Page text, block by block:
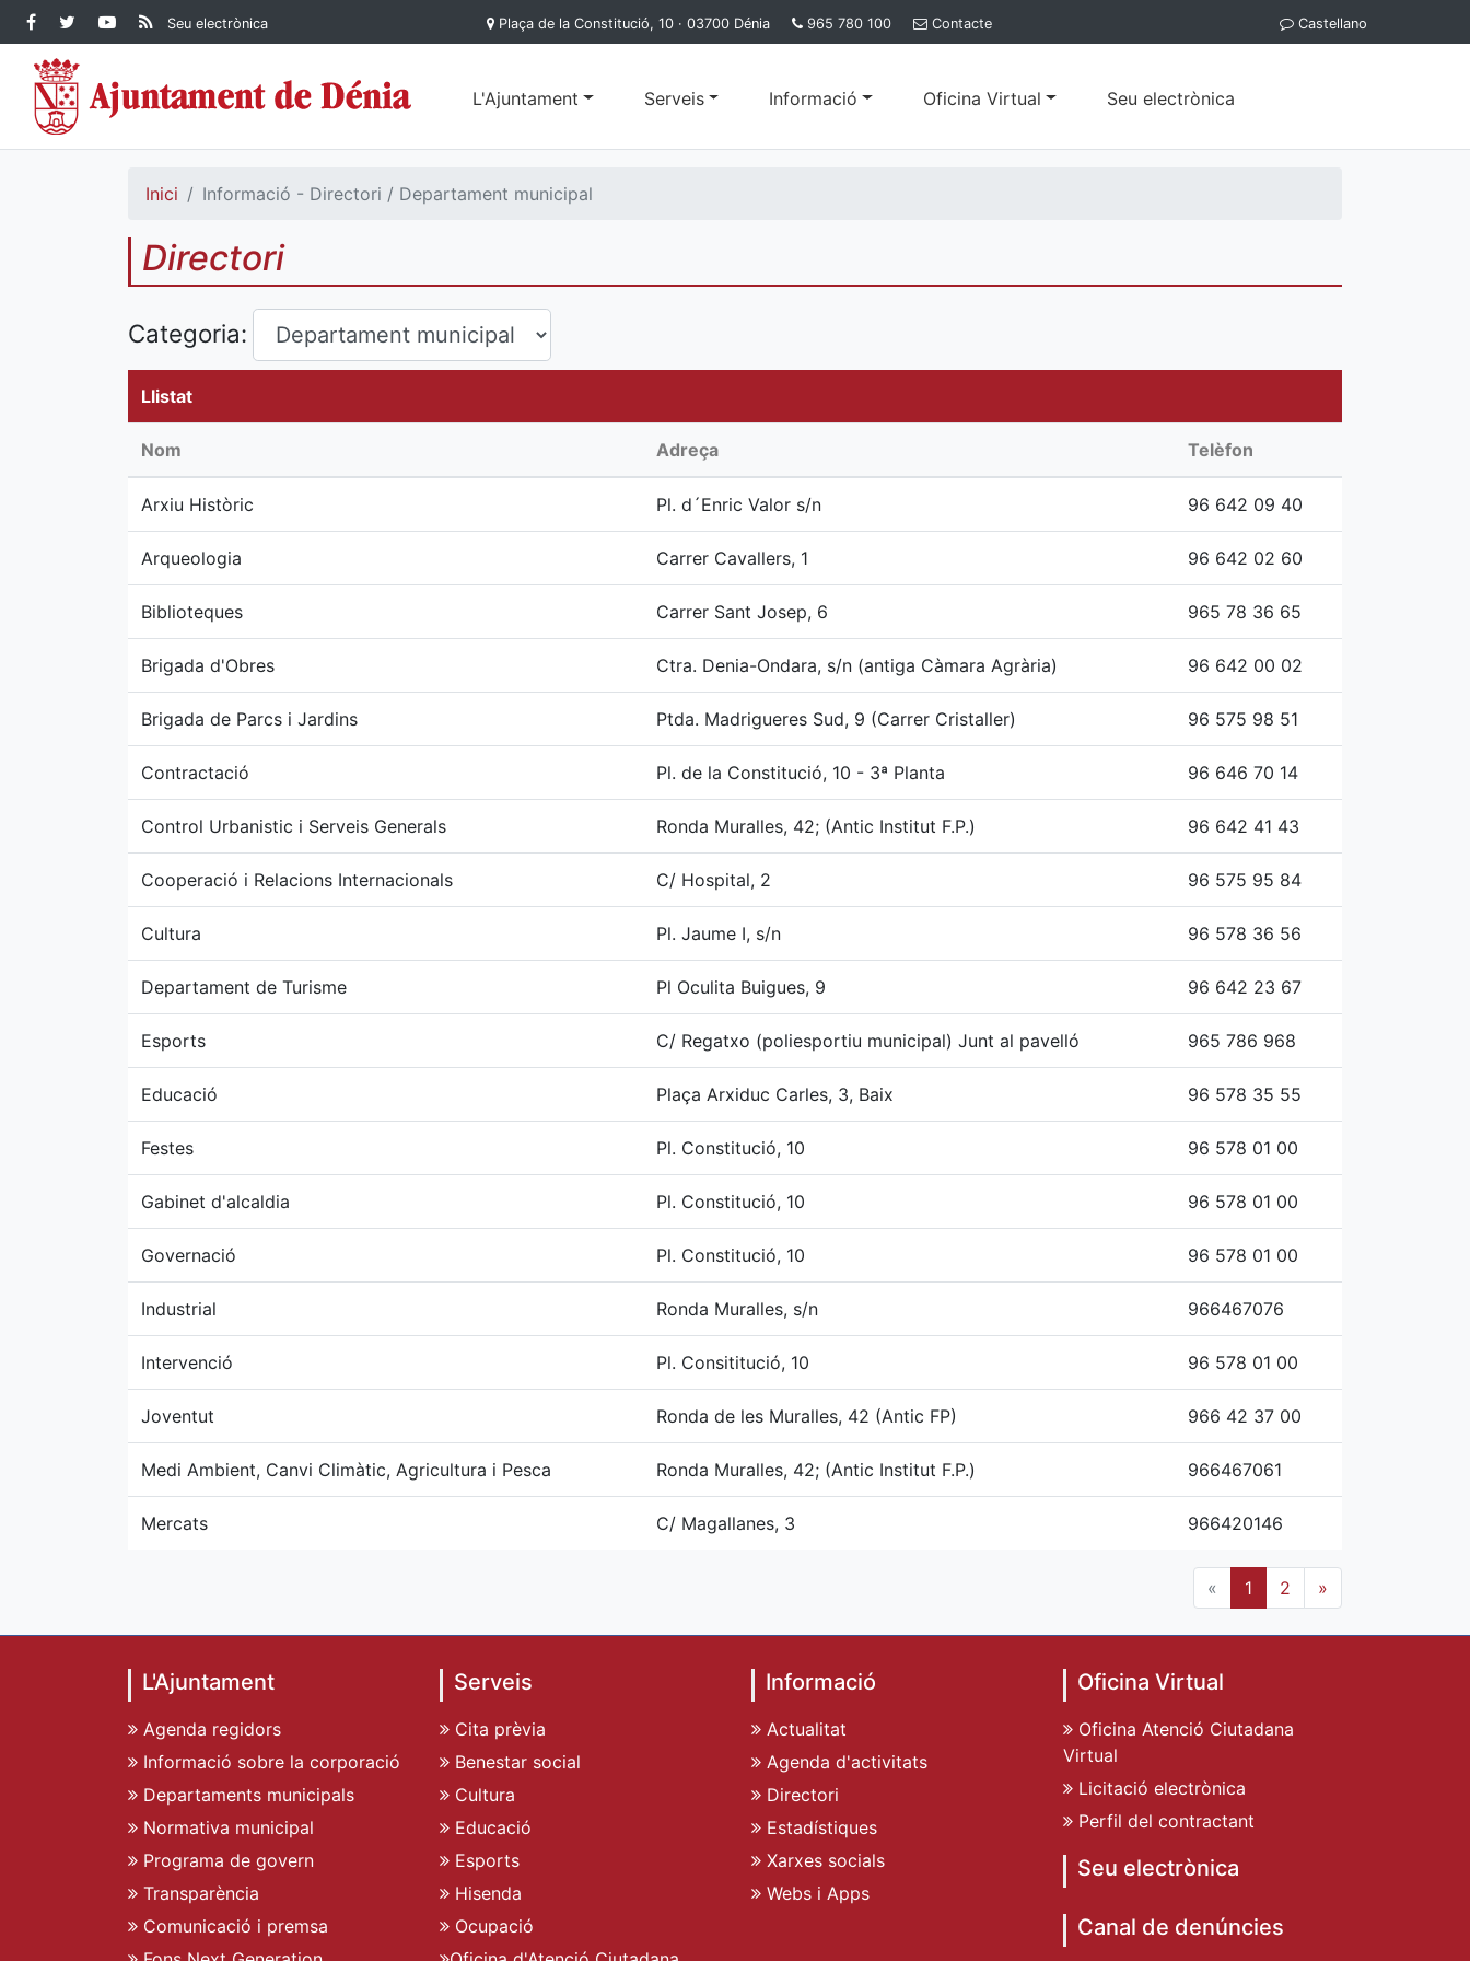
Contingut principal
Facebook Ajuntament de
Dénia
Twitter Ajuntament de
Dénia
YouTube Ajuntament
de Dénia
RSS Actualitat
Ajuntament de
Seu electrònica Plaça de la Constitució, 10 · 03700 Dénia 965 780 100 Contacte Castellano
L'Ajuntament Serveis Informació Oficina Virtual Seu electrònica
Inici Informació - Directori / Departament municipal
Directori
Categoria:
Llistat
Nom Adreça Telèfon
Arxiu Històric Pl. d´Enric Valor s/n 96 642 09 40
Arqueologia Carrer Cavallers, 1 96 642 02 60
Biblioteques Carrer Sant Josep, 6 965 78 36 65
Brigada d'Obres Ctra. Denia-Ondara, s/n (antiga Càmara Agrària) 96 642 00 02
Brigada de Parcs i Jardins Ptda. Madrigueres Sud, 9 (Carrer Cristaller) 96 575 98 51
Contractació Pl. de la Constitució, 10 - 3ª Planta 96 646 70 14
Control Urbanistic i Serveis Generals Ronda Muralles, 42; (Antic Institut F.P.) 96 642 41 43
Cooperació i Relacions Internacionals C/ Hospital, 2 96 575 95 84
Cultura Pl. Jaume I, s/n 96 578 36 56
Departament de Turisme Pl Oculita Buigues, 9 96 642 23 67
Esports C/ Regatxo (poliesportiu municipal) Junt al pavelló 965 786 968
Educació Plaça Arxiduc Carles, 3, Baix 96 578 35 55
Festes Pl. Constitució, 10 96 578 01 00
Gabinet d'alcaldia Pl. Constitució, 10 96 578 01 00
Governació Pl. Constitució, 10 96 578 01 00
Industrial Ronda Muralles, s/n 966467076
Intervenció Pl. Consititució, 10 96 578 01 00
Joventut Ronda de les Muralles, 42 (Antic FP) 966 42 37 00
Medi Ambient, Canvi Climàtic, Agricultura i Pesca Ronda Muralles, 42; (Antic Institut F.P.) 966467061
Mercats C/ Magallanes, 3 966420146
« 1 2 »
L'Ajuntament
Agenda regidors
Informació sobre la corporació
Departaments municipals
Normativa municipal
Programa de govern
Transparència
Comunicació i premsa
Serveis
Cita prèvia
Benestar social
Cultura
Educació
Esports
Hisenda
Ocupació
Informació
Actualitat
Agenda d'activitats
Directori
Estadístiques
Xarxes socials
Webs i Apps
Oficina Virtual
Oficina Atenció Ciutadana
Virtual
Licitació electrònica
Perfil del contractant
Seu electrònica
Canal de denúncies